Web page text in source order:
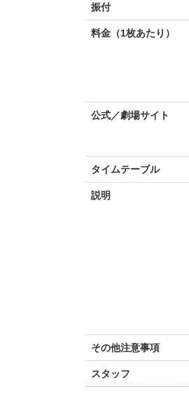
振付
料金（1枚あたり）
公式／劇場サイト
タイムテーブル
説明
その他注意事項
スタッフ